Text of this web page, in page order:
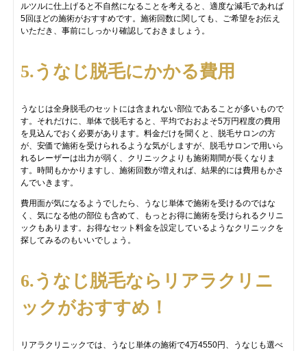
ルツルに仕上げると不自然になることを考えると、適度な減毛であれば
5回ほどの施術がおすすめです。施術回数に関しても、ご希望をお伝え
いただき、事前にしっかり確認しておきましょう。
5.うなじ脱毛にかかる費用
うなじは全身脱毛のセットには含まれない部位であることが多いもので
す。それだけに、単体で脱毛すると、平均でおおよそ5万円程度の費用
を見込んでおく必要があります。料金だけを聞くと、脱毛サロンの方
が、安価で施術を受けられるような気がしますが、脱毛サロンで用いら
れるレーザーは出力が弱く、クリニックよりも施術期間が長くなりま
す。時間もかかりますし、施術回数が増えれば、結果的には費用もかさ
んでいきます。
費用面が気になるようでしたら、うなじ単体で施術を受けるのではな
く、気になる他の部位も含めて、もっとお得に施術を受けられるクリニ
ックもあります。お得なセット料金を設定しているようなクリニックを
探してみるのもいいでしょう。
6.うなじ脱毛ならリアラクリニ
ックがおすすめ！
リアラクリニックでは、うなじ単体の施術で4万4550円、うなじも選べ